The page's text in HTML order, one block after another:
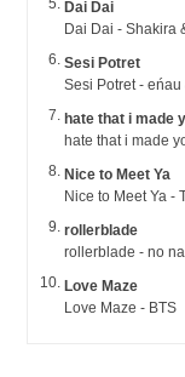
Dai Dai
Dai Dai - Shakira
Sesi Potret
Sesi Potret -
hate that i made
Nice to Meet Ya
rollerblade
rollerblade - no na
Love Maze
Love Maze - BTS